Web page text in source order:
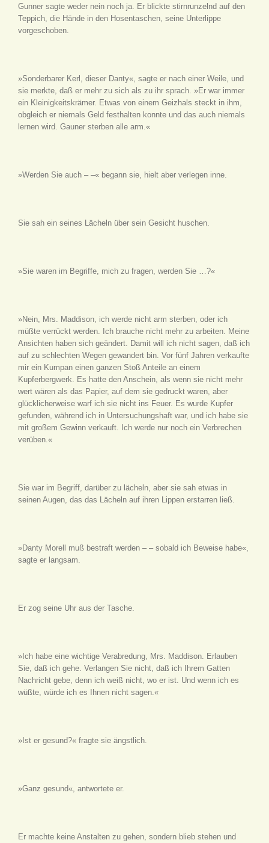
Gunner sagte weder nein noch ja. Er blickte stirnrunzelnd auf den
Teppich, die Hände in den Hosentaschen, seine Unterlippe
vorgeschoben.
»Sonderbarer Kerl, dieser Danty«, sagte er nach einer Weile, und
sie merkte, daß er mehr zu sich als zu ihr sprach. »Er war immer
ein Kleinigkeitskrämer. Etwas von einem Geizhals steckt in ihm,
obgleich er niemals Geld festhalten konnte und das auch niemals
lernen wird. Gauner sterben alle arm.«
»Werden Sie auch – –« begann sie, hielt aber verlegen inne.
Sie sah ein seines Lächeln über sein Gesicht huschen.
»Sie waren im Begriffe, mich zu fragen, werden Sie …?«
»Nein, Mrs. Maddison, ich werde nicht arm sterben, oder ich
müßte verrückt werden. Ich brauche nicht mehr zu arbeiten. Meine
Ansichten haben sich geändert. Damit will ich nicht sagen, daß ich
auf zu schlechten Wegen gewandert bin. Vor fünf Jahren verkaufte
mir ein Kumpan einen ganzen Stoß Anteile an einem
Kupferbergwerk. Es hatte den Anschein, als wenn sie nicht mehr
wert wären als das Papier, auf dem sie gedruckt waren, aber
glücklicherweise warf ich sie nicht ins Feuer. Es wurde Kupfer
gefunden, während ich in Untersuchungshaft war, und ich habe sie
mit großem Gewinn verkauft. Ich werde nur noch ein Verbrechen
verüben.«
Sie war im Begriff, darüber zu lächeln, aber sie sah etwas in
seinen Augen, das das Lächeln auf ihren Lippen erstarren ließ.
»Danty Morell muß bestraft werden – – sobald ich Beweise habe«,
sagte er langsam.
Er zog seine Uhr aus der Tasche.
»Ich habe eine wichtige Verabredung, Mrs. Maddison. Erlauben
Sie, daß ich gehe. Verlangen Sie nicht, daß ich Ihrem Gatten
Nachricht gebe, denn ich weiß nicht, wo er ist. Und wenn ich es
wüßte, würde ich es Ihnen nicht sagen.«
»Ist er gesund?« fragte sie ängstlich.
»Ganz gesund«, antwortete er.
Er machte keine Anstalten zu gehen, sondern blieb stehen und